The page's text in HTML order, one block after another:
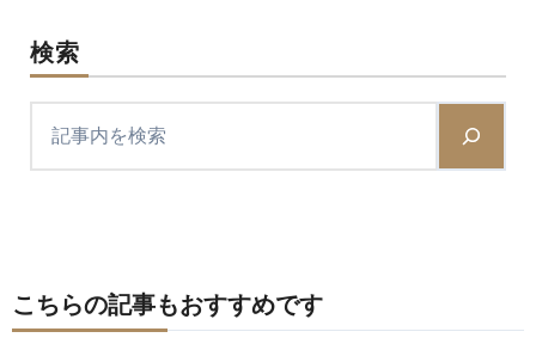
検索
こちらの記事もおすすめです